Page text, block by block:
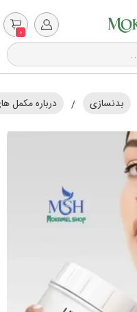
0
بدنسازی / درباره مکمل